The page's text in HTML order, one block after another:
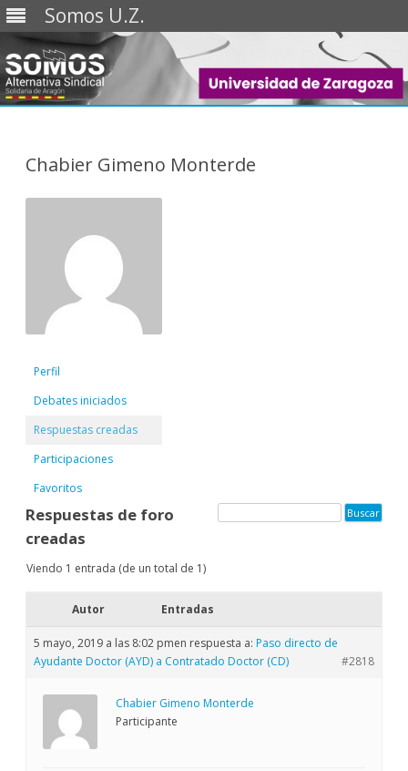
Somos U.Z.
Saltar
Chabier Gimeno Monterde
Perfil
Debates iniciados
Respuestas creadas
Participaciones
Favoritos
Respuestas de foro
creadas
Viendo 1 entrada (de un total de 1)
Autor Entradas
5 mayo, 2019 a las 8:02 pmen respuesta a: Paso directo de
Ayudante Doctor (AYD) a Contratado Doctor (CD)
#2818
Chabier Gimeno Monterde
Participante